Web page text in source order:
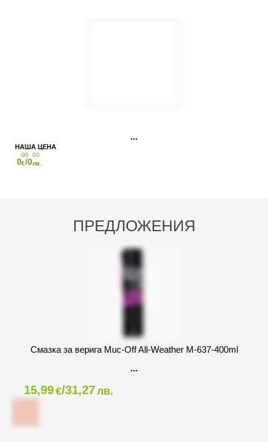
ПРЕДЛОЖЕНИЯ
Смазка за верига Muc-Off All-Weather M-637-400ml
15,99€/31,27лв.
0
00
€/0
00
лв.